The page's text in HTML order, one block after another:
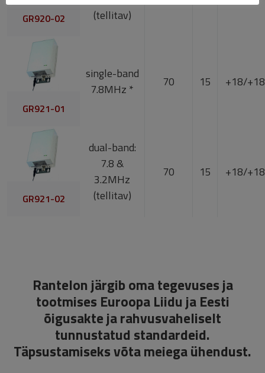
GR920-02
(tellitav)
GR921-01
single-band
7.8MHz *
70 15 +18/+18
GR921-02
dual-band:
7.8 &
3.2MHz
(tellitav)
70 15 +18/+18
Rantelon järgib oma tegevuses ja
tootmises Euroopa Liidu ja Eesti
õigusakte ja rahvusvaheliselt
tunnustatud standardeid.
Täpsustamiseks võta meiega ühendust.